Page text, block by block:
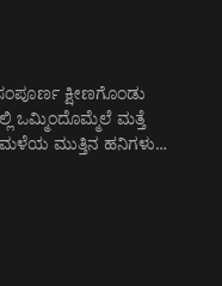
ಕ್ಷೀಣಗೊಂಡು
ಒಮ್ಮಿಂದೊಮ್ಮೆಲೆ ಮತ್ತೆ
ಮಳೆಯ ಮುತ್ತಿನ ಹನಿಗಳು…